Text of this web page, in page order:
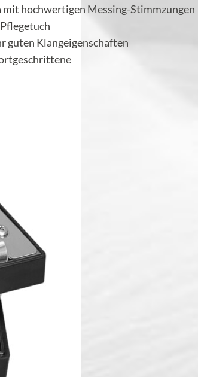
hochwertigen Messing-Stimmzungen
guten Klangeigenschaften